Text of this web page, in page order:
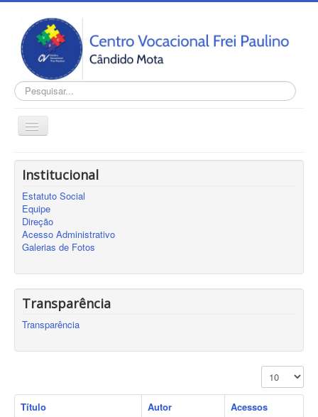
Pesquisar...
Alternar
Navegação
Home
INSTITUCIONAL
Transparência
Notícias
Contato
Cadastro
Sobre
Institucional
Estatuto Social
Equipe
Direção
Acesso Administrativo
Galerias de Fotos
Transparência
Transparência
Exibir #
Título Autor
Acessos